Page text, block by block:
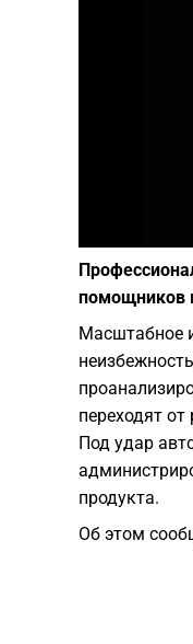
помощников
Масштабное
переходят
Под удар
продукта.
Об этом